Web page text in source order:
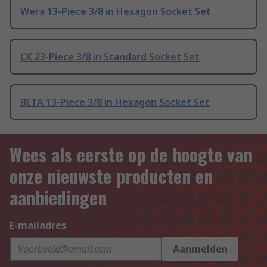
Wera 13-Piece 3/8 in Hexagon Socket Set
CK 23-Piece 3/8 in Standard Socket Set
BETA 13-Piece 3/8 in Hexagon Socket Set
Wees als eerste op de hoogte van
onze nieuwste producten en
aanbiedingen
E-mailadres
Aanmelden